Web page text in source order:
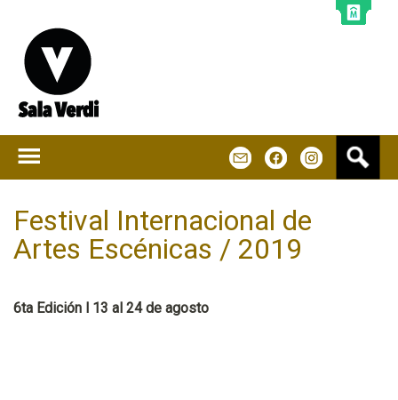
Festival Internacional de
Artes Escénicas / 2019
6ta Edición l 13 al 24 de agosto
s